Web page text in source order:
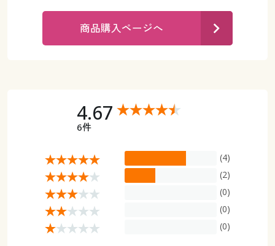
デジタルカタログ
カタログ無料プレゼント
お気に入り
サポート
ご利用ガイド
サポート
ご利用ガイド
よくある質問とお問い合わせ
商品購入ページへ
4.67
6件
(4)
(2)
(0)
(0)
(0)